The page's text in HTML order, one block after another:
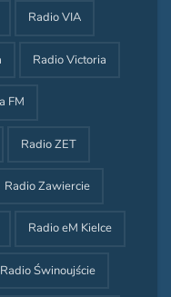
Radio VIA
Radio Victoria
FM
Radio ZET
Radio Zawiercie
Radio eM Kielce
Radio Świnoujście